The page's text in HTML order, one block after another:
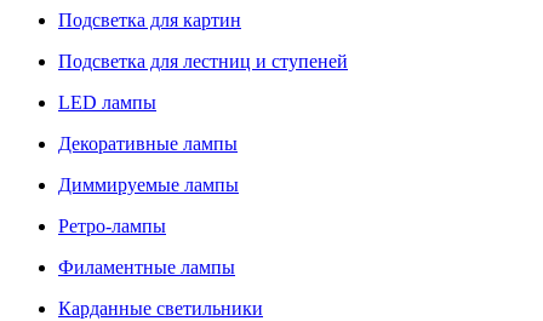
Подсветка для картин
Подсветка для лестниц и ступеней
LED лампы
Декоративные лампы
Диммируемые лампы
Ретро-лампы
Филаментные лампы
Карданные светильники